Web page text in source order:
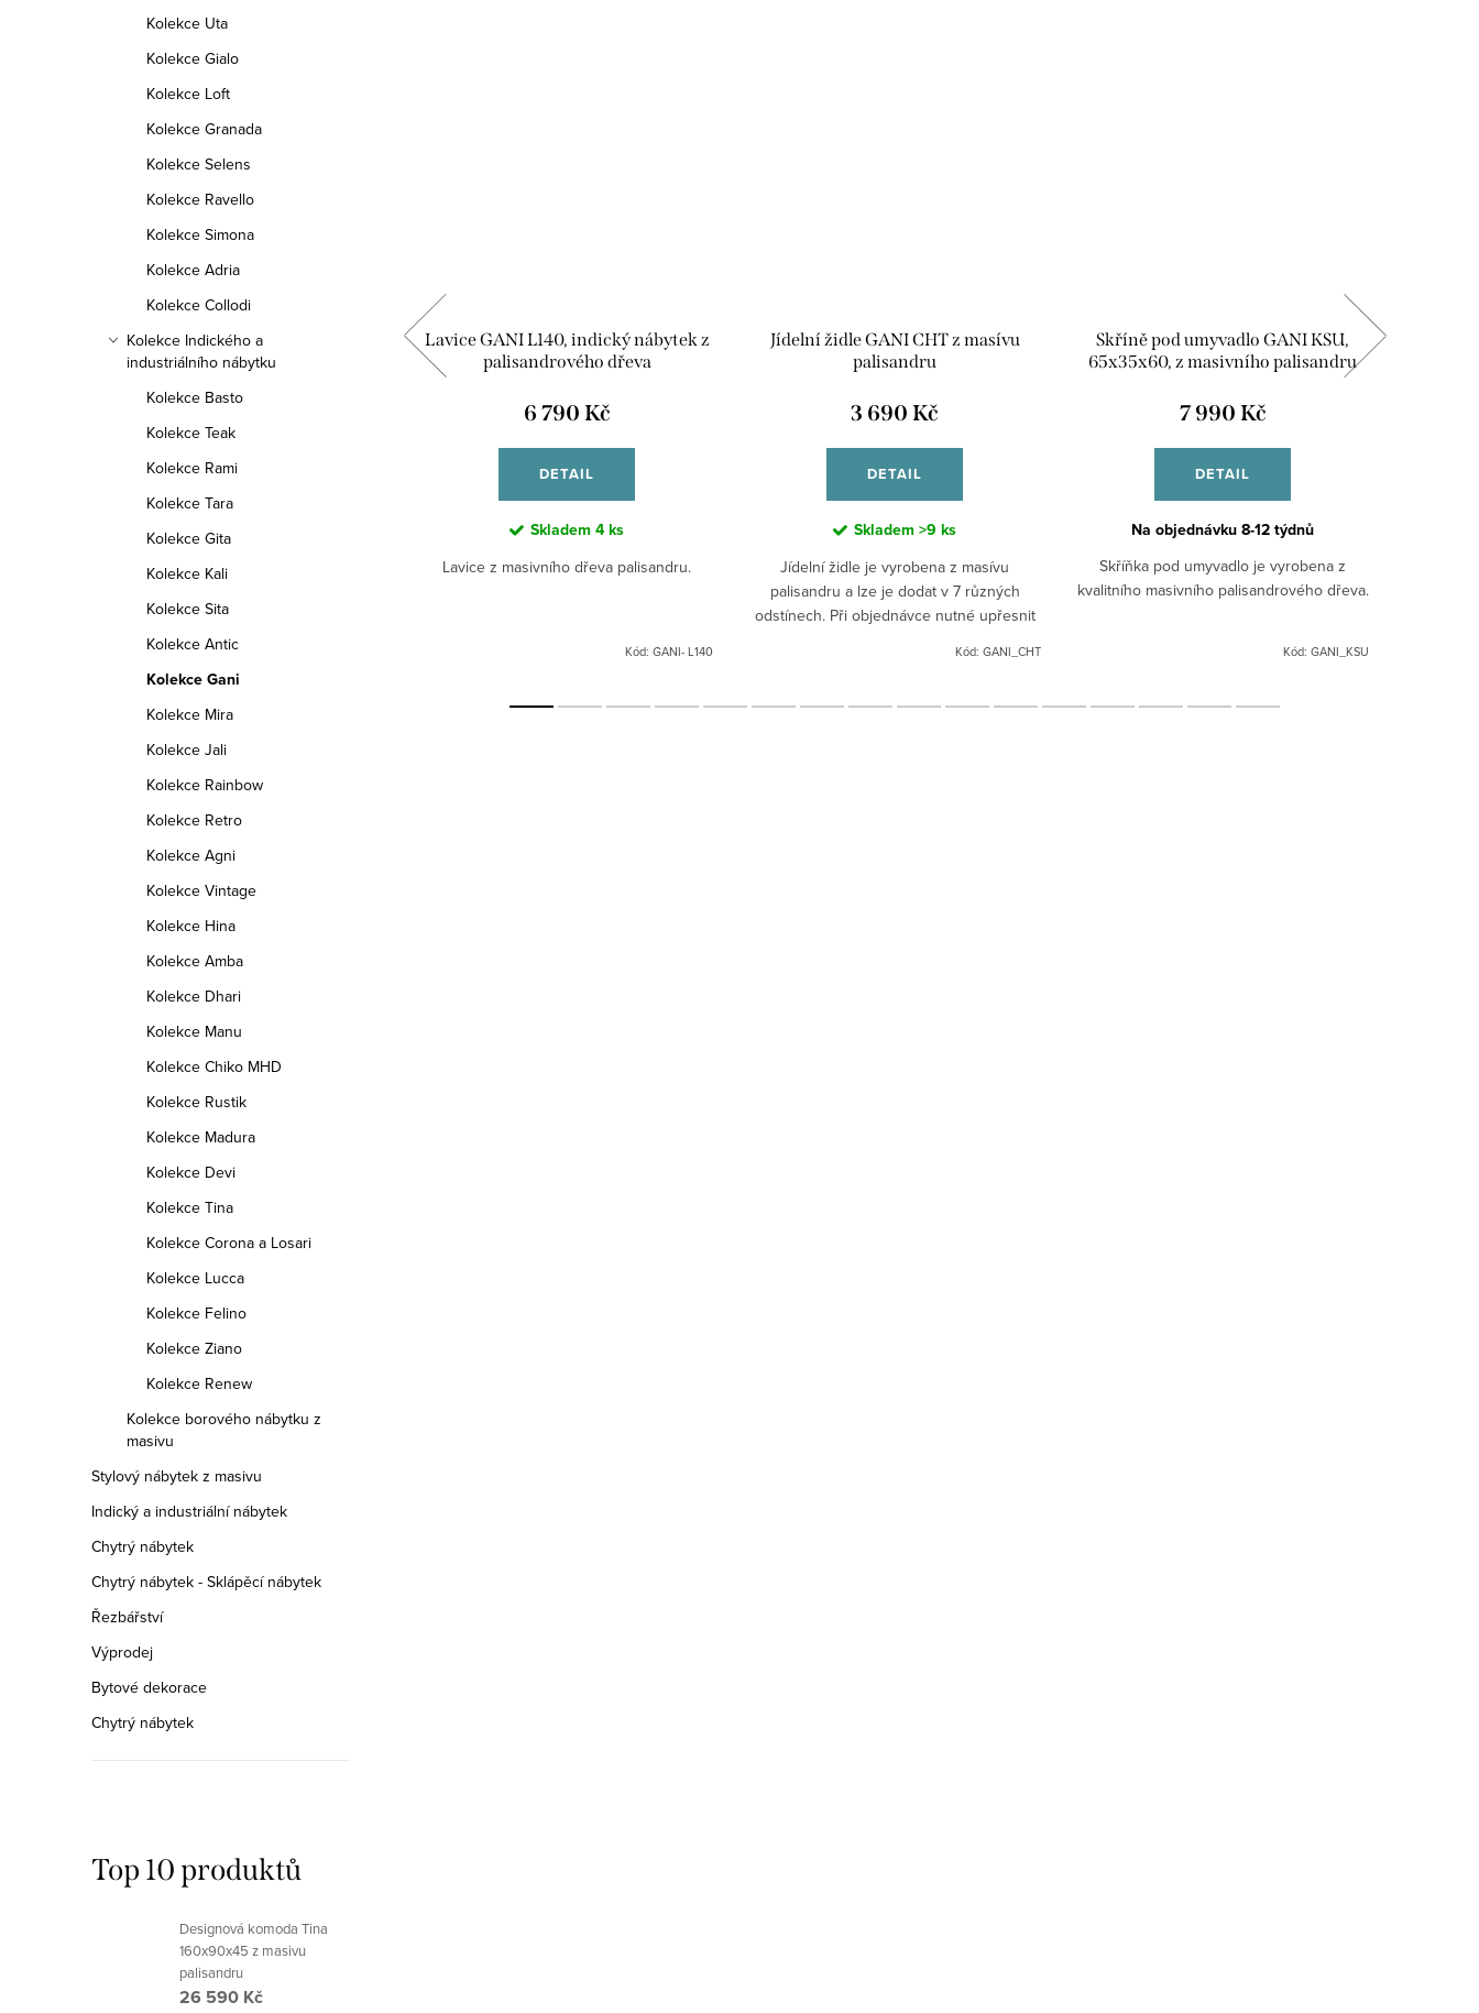
Kolekce Uta
Kolekce Gialo
Kolekce Loft
Kolekce Granada
Kolekce Selens
Kolekce Ravello
Kolekce Simona
Kolekce Adria
Kolekce Collodi
Kolekce Indického a
industriálního nábytku
Kolekce Basto
Kolekce Teak
Kolekce Rami
Kolekce Tara
Kolekce Gita
Kolekce Kali
Kolekce Sita
Kolekce Antic
Kolekce Gani
Kolekce Mira
Kolekce Jali
Kolekce Rainbow
Kolekce Retro
Kolekce Agni
Kolekce Vintage
Kolekce Hina
Kolekce Amba
Kolekce Dhari
Kolekce Manu
Kolekce Chiko MHD
Kolekce Rustik
Kolekce Madura
Kolekce Devi
Kolekce Tina
Kolekce Corona a Losari
Kolekce Lucca
Kolekce Felino
Kolekce Ziano
Kolekce Renew
Kolekce borového nábytku z
masivu
Stylový nábytek z masivu
Indický a industriální nábytek
Chytrý nábytek
Chytrý nábytek - Sklápěcí nábytek
Řezbářství
Výprodej
Bytové dekorace
Chytrý nábytek
Top 10 produktů
Designová komoda Tina
160x90x45 z masivu
palisandru
26 590 Kč
Lavice GANI L175, indický nábytek z
palisandrového dřeva
DETAIL
Skladem
Lavice z masivního dřeva palisandru.
Lavice GANI L140, indický nábytek z
palisandrového dřeva
6 790 Kč
DETAIL
Skladem 4 ks
Lavice z masivního dřeva palisandru.
Kód: GANI- L140
Jídelní židle GANI CHT z masívu
palisandru
3 690 Kč
DETAIL
Skladem >9 ks
Jídelní židle je vyrobena z masívu
palisandru a lze je dodat v 7 různých
odstínech. Při objednávce nutné upřesnit
(bez povrchové úpravy)....
Kód: GANI_CHT
Skříně pod umyvadlo GANI KSU,
65x35x60, z masivního palisandru
7 990 Kč
DETAIL
Na objednávku 8-12 týdnů
Skříňka pod umyvadlo je vyrobena z
kvalitního masivního palisandrového dřeva.
Kód: GANI_KSU